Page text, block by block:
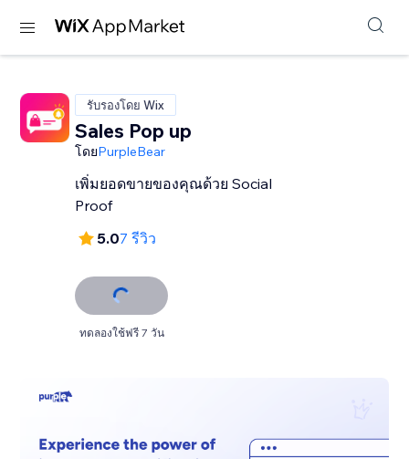
รับรองโดย Wix
Sales Pop up
โดยPurpleBear
เพิ่มยอดขายของคุณด้วย Social
Proof
5.07 รีวิว
ทดลองใช้ฟรี 7 วัน